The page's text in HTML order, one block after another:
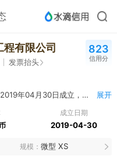
程有限公司
发票抬头
823
信用分
简介：西安金永鸿环保设施工程有限公司,2019年04月30日成立，经营范围包括一般项目：金属制品销售；五金产品零售；金属材料销售。（除依法须经批准的项目外，凭营业执照依法自主开展经营活动） 展开
成立日期
2019-04-30
规模 微型 XS